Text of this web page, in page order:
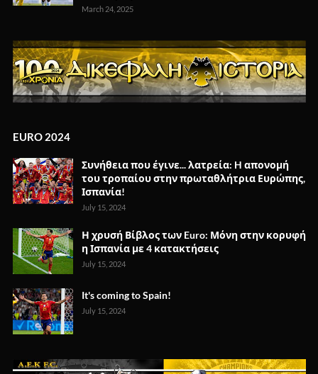
March 24, 2025
EURO 2024
Συνήθεια που έγινε... λατρεία: H απονομή
του τροπαίου στην πρωταθλήτρια Ευρώπης,
Ισπανία!
July 15, 2024
Η χρυσή Βίβλος των Euro: Μόνη στην κορυφή
η Ισπανία με 4 κατακτήσεις
July 15, 2024
It's coming to Spain!
July 15, 2024